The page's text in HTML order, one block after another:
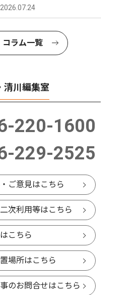
2026.07.24
コラム一覧
清川編集室
220-1600
229-2525
ご意見はこちら
次利用等はこちら
こちら
場所はこちら
のお問合せはこちら